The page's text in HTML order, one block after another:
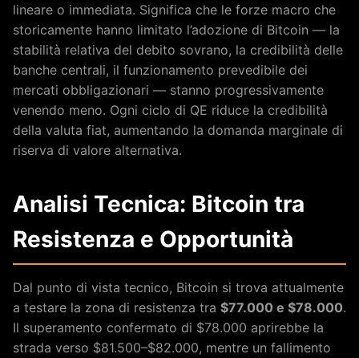
lineare o immediata. Significa che le forze macro che
storicamente hanno limitato l’adozione di Bitcoin — la
stabilità relativa del debito sovrano, la credibilità delle
banche centrali, il funzionamento prevedibile dei
mercati obbligazionari — stanno progressivamente
venendo meno. Ogni ciclo di QE riduce la credibilità
della valuta fiat, aumentando la domanda marginale di
riserva di valore alternativa.
Analisi Tecnica: Bitcoin tra
Resistenza e Opportunità
Dal punto di vista tecnico, Bitcoin si trova attualmente
a testare la zona di resistenza tra $77.000 e $78.000.
Il superamento confermato di $78.000 aprirebbe la
strada verso $81.500–$82.000, mentre un fallimento